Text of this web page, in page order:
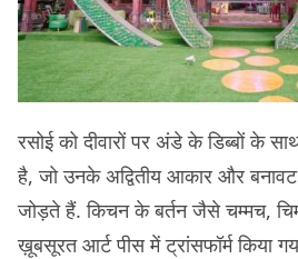
रसोई को दीवारों पर अंडे के डिब्बों के
है, जो उनके अद्वितीय आकार और
जोड़ते हैं. किचन के बर्तन जैसे चम्मच,
ख़ूबसूरत आर्ट पीस में ट्रांसफॉर्म किया